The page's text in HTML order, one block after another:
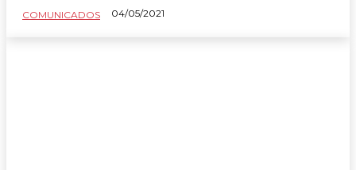
COMUNICADOS 04/05/2021